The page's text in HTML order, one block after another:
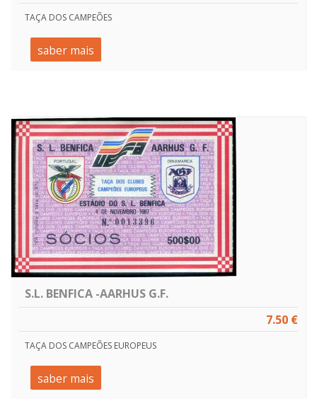
TAÇA DOS CAMPEÕES
saber mais
S.L. BENFICA -AARHUS G.F.
7.50 €
TAÇA DOS CAMPEÕES EUROPEUS
saber mais